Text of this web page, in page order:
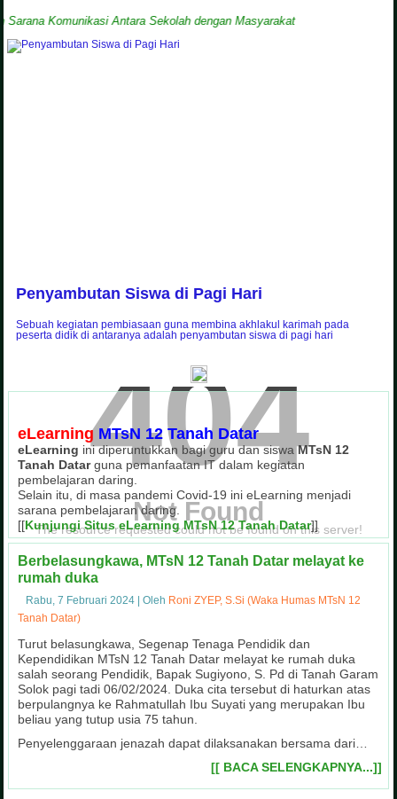
Komunikasi Antara Sekolah dengan Masyarakat
Upacara Bendera Hari Senin Pagi
Pelaksanaan upacara bendera setiap hari Senin pagi, dilaksanakan secara
Ekstrakurikuler Tahfizh Al-Qur'an
MTsN 12 Tanah Datar
Penyambutan Siswa di Pagi Hari
Sebuah kegiatan pembiasaan guna membina akhlakul karimah pada
peserta didik di antaranya adalah penyambutan siswa di pagi hari
Penilaian Lomba Sekolah Sehat
Kegiatan Penilaian Lomba Sekolah Sehat (LSS) MTsN 12 Tanah Datar
Masa Ta'aruf Siswa Madrasah (Matsama)
guna pembinaan kedisiplinan
Kegiatan Pramuka MTsN 12 Tanah Datar
Ekstrakurikuler Pramuka juga menjadi wadah dalam membina mental peserta
Kegiatan OSIM Cup MTsN 12 Tanah Datar
Kegiatan OSIM Cup MTsN 12 Tanah Datar sebagai wujud partisipasi peserta
Juara I Sepak Bola OSIM Cup MTsN 9 Tanah Datar
MTsN 12 Tanah Datar meraih Juara I Sepak Bola pada kegiatan OSIM Cup di
Gotong Royong di Masyarakat
Kegiatan gotong royong di lingkungan masyarakat sebagai wujud kepedulian
eLearning MTsN 12 Tanah Datar
eLearning ini diperuntukkan bagi guru dan siswaMTsN 12
Tanah Datarguna pemanfaatan IT dalam kegiatan
pembelajaran daring.
Selain itu, di masa pandemi Covid-19 ini eLearning menjadi
sarana pembelajaran daring.
[[Kunjungi Situs eLearning MTsN 12 Tanah Datar]]
Berbelasungkawa, MTsN 12 Tanah Datar melayat ke
rumah duka
Rabu, 7 Februari 2024 |Oleh Roni ZYEP, S.Si (Waka Humas MTsN 12
Tanah Datar)
Turut belasungkawa, Segenap Tenaga Pendidik dan
Kependidikan MTsN 12 Tanah Datar melayat ke rumah duka
salah seorang Pendidik, Bapak Sugiyono, S. Pd di Tanah Garam
Solok pagi tadi 06/02/2024. Duka cita tersebut di haturkan atas
berpulangnya ke Rahmatullah Ibu Suyati yang merupakan Ibu
beliau yang tutup usia 75 tahun.
Penyelenggaraan jenazah dapat dilaksanakan bersama dari…
[[ BACA SELENGKAPNYA...]]
404
Not Found
The resource requested could not be found on this server!